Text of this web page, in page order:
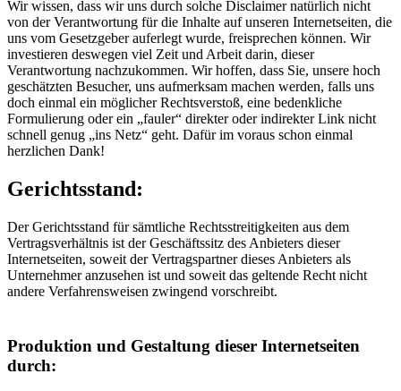
Wir wissen, dass wir uns durch solche Disclaimer natürlich nicht
von der Verantwortung für die Inhalte auf unseren Internetseiten, die
uns vom Gesetzgeber auferlegt wurde, freisprechen können. Wir
investieren deswegen viel Zeit und Arbeit darin, dieser
Verantwortung nachzukommen. Wir hoffen, dass Sie, unsere hoch
geschätzten Besucher, uns aufmerksam machen werden, falls uns
doch einmal ein möglicher Rechtsverstoß, eine bedenkliche
Formulierung oder ein „fauler“ direkter oder indirekter Link nicht
schnell genug „ins Netz“ geht. Dafür im voraus schon einmal
herzlichen Dank!
Gerichtsstand:
Der Gerichtsstand für sämtliche Rechtsstreitigkeiten aus dem
Vertragsverhältnis ist der Geschäftssitz des Anbieters dieser
Internetseiten, soweit der Vertragspartner dieses Anbieters als
Unternehmer anzusehen ist und soweit das geltende Recht nicht
andere Verfahrensweisen zwingend vorschreibt.
Produktion und Gestaltung dieser Internetseiten
durch: